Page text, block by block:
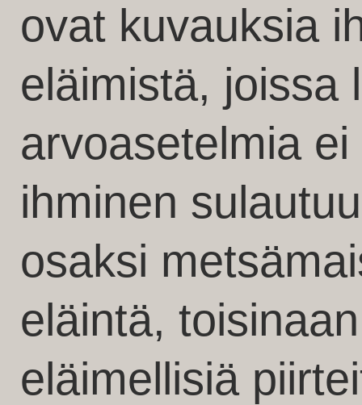
ovat kuvauksia
eläimistä, joissa
arvoasetelmia
ihminen
osaksi
eläintä,
eläimellisiä